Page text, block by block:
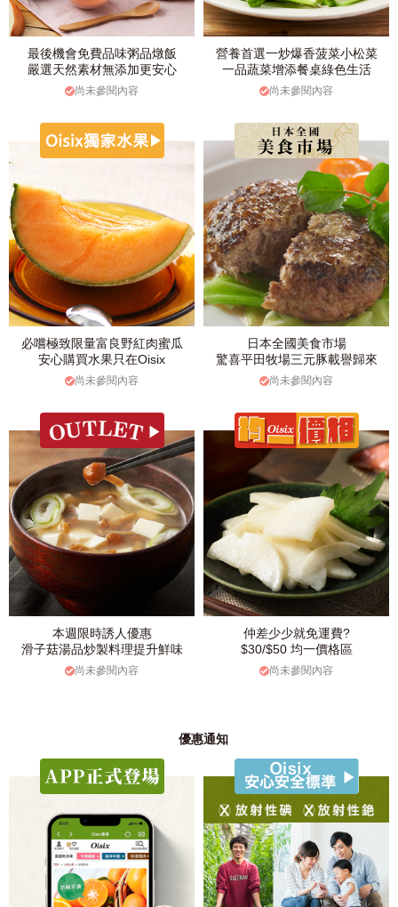
最後機會免費品味粥品燉飯
嚴選天然素材無添加更安心
尚未參閱內容
營養首選一炒爆香菠菜小松菜
一品蔬菜增添餐桌綠色生活
尚未參閱內容
必嚐極致限量富良野紅肉蜜瓜
安心購買水果只在Oisix
尚未參閱內容
日本全國美食市場
驚喜平田牧場三元豚載譽歸來
尚未參閱內容
本週限時誘人優惠
滑子菇湯品炒製料理提升鮮味
尚未參閱內容
仲差少少就免運費?
$30/$50 均一價格區
尚未參閱內容
優惠通知